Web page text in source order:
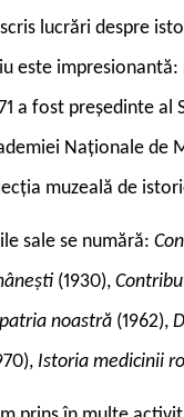
lucrări despre
este
a fost președinte
Naționale de
muzeală de
sale se numără:
(1930),
noastră (1962),
Istoria medicinii